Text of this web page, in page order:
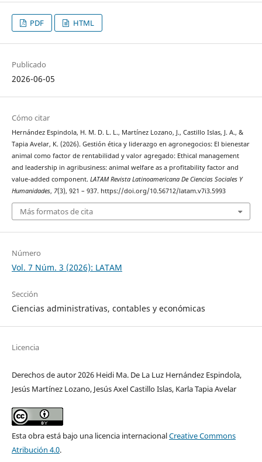
PDF HTML
Publicado
2026-06-05
Cómo citar
Hernández Espindola, H. M. D. L. L., Martínez Lozano, J., Castillo Islas, J. A., &
Tapia Avelar, K. (2026). Gestión ética y liderazgo en agronegocios: El bienestar
animal como factor de rentabilidad y valor agregado: Ethical management
and leadership in agribusiness: animal welfare as a profitability factor and
value-added component. LATAM Revista Latinoamericana De Ciencias Sociales Y
Humanidades, 7(3), 921 – 937. https://doi.org/10.56712/latam.v7i3.5993
Más formatos de cita
Número
Vol. 7 Núm. 3 (2026): LATAM
Sección
Ciencias administrativas, contables y económicas
Licencia
Derechos de autor 2026 Heidi Ma. De La Luz Hernández Espindola,
Jesús Martínez Lozano, Jesús Axel Castillo Islas, Karla Tapia Avelar
Esta obra está bajo una licencia internacionalCreative Commons
Atribución 4.0.